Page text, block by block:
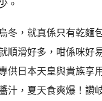
。
冬，就真係只有乾麵
順滑好多，咁係咪好
供日本天皇與貴族享
汁，夏天食爽爆！讚